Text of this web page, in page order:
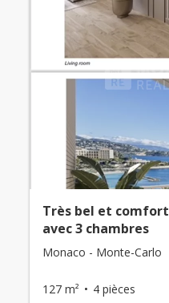
Très bel et
avec 3 chambres
Monaco - Monte-Carlo
127 m² 4 pièces